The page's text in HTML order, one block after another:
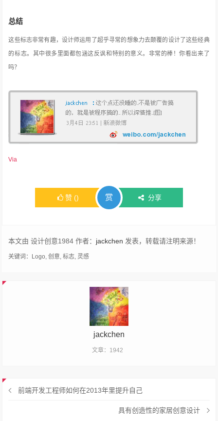
总结
这些标志非常有趣，设计师运用了超乎寻常的想象力去颠覆的设计了这些经典
的标志。其中很多里面都包涵这反讽和特别的意义。非常的棒！你看出来了
吗？
Via
赞 () 赏 分享
本文由 设计创意1984 作者： jackchen 发表，转载请注明来源！
关键词： Logo,创意,标志, 灵感
jackchen
文章：1942
前端开发工程师如何在2013年里提升自己
具有创造性的家居创意设计